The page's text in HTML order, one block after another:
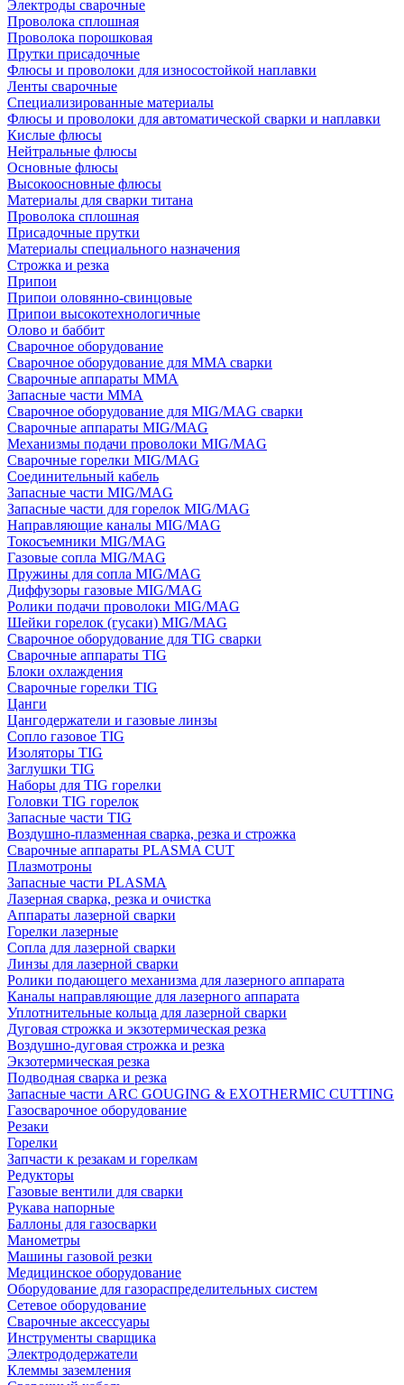
Электроды сварочные
Проволока сплошная
Проволока порошковая
Прутки присадочные
Флюсы и проволоки для износостойкой наплавки
Ленты сварочные
Специализированные материалы
Флюсы и проволоки для автоматической сварки и наплавки
Кислые флюсы
Нейтральные флюсы
Основные флюсы
Высокоосновные флюсы
Материалы для сварки титана
Проволока сплошная
Присадочные прутки
Материалы специального назначения
Строжка и резка
Припои
Припои оловянно-свинцовые
Припои высокотехнологичные
Олово и баббит
Сварочное оборудование
Сварочное оборудование для MMA сварки
Сварочные аппараты MMA
Запасные части MMA
Сварочное оборудование для MIG/MAG сварки
Сварочные аппараты MIG/MAG
Механизмы подачи проволоки MIG/MAG
Сварочные горелки MIG/MAG
Соединительный кабель
Запасные части MIG/MAG
Запасные части для горелок MIG/MAG
Направляющие каналы MIG/MAG
Токосъемники MIG/MAG
Газовые сопла MIG/MAG
Пружины для сопла MIG/MAG
Диффузоры газовые MIG/MAG
Ролики подачи проволоки MIG/MAG
Шейки горелок (гусаки) MIG/MAG
Сварочное оборудование для TIG сварки
Сварочные аппараты TIG
Блоки охлаждения
Сварочные горелки TIG
Цанги
Цангодержатели и газовые линзы
Сопло газовое TIG
Изоляторы TIG
Заглушки TIG
Наборы для TIG горелки
Головки TIG горелок
Запасные части TIG
Воздушно-плазменная сварка, резка и строжка
Сварочные аппараты PLASMA CUT
Плазмотроны
Запасные части PLASMA
Лазерная сварка, резка и очистка
Аппараты лазерной сварки
Горелки лазерные
Сопла для лазерной сварки
Линзы для лазерной сварки
Ролики подающего механизма для лазерного аппарата
Каналы направляющие для лазерного аппарата
Уплотнительные кольца для лазерной сварки
Дуговая строжка и экзотермическая резка
Воздушно-дуговая строжка и резка
Экзотермическая резка
Подводная сварка и резка
Запасные части ARC GOUGING & EXOTHERMIC CUTTING
Газосварочное оборудование
Резаки
Горелки
Запчасти к резакам и горелкам
Редукторы
Газовые вентили для сварки
Рукава напорные
Баллоны для газосварки
Манометры
Машины газовой резки
Медицинское оборудование
Оборудование для газораспределительных систем
Сетевое оборудование
Сварочные аксессуары
Инструменты сварщика
Электрододержатели
Клеммы заземления